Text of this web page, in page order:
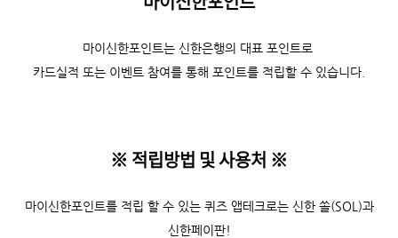
마이신한포인트는 신한은행의 대표 포인트로
카드실적 또는 이벤트 참여를 통해 포인트를 적립할 수 있습니다.
※ 적립방법 및 사용처 ※
마이신한포인트를 적립 할 수 있는 퀴즈 앱테크로는 신한 쏠(SOL)과
신한페이판!